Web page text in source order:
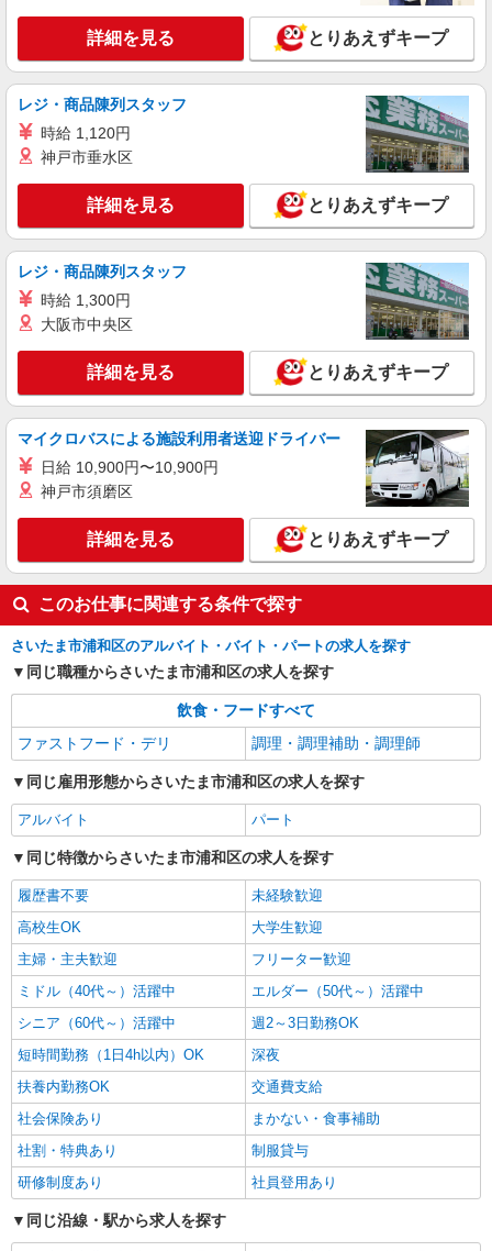
アルバイト パート
銀座スエヒロカフェテリアサービス株式会社
社員食度の調理補助
間帯等による
埼玉県さいたま市浦和区高砂2-9-15
キープ 詳細を見る
アルバイト パート
株式会社フル・エフォート
老人ホーム内の調理師
時給1550円以上 交通費：別途一部支給
キープ 詳細を見る
詳細を見る とりあえずキープ
レジ・商品陳列スタッフ
時給 1,120円
神戸市垂水区
詳細を見る とりあえずキープ
レジ・商品陳列スタッフ
時給 1,300円
大阪市中央区
詳細を見る とりあえずキープ
マイクロバスによる施設利用者送迎ドライバー
日給 10,900円〜10,900円
神戸市須磨区
詳細を見る とりあえずキープ
このお仕事に関連する条件で探す
さいたま市浦和区のアルバイト・バイト・パートの求人を探す
同じ職種からさいたま市浦和区の求人を探す
飲食・フードすべて
ファストフード・デリ
調理・調理補助・調理師
同じ雇用形態からさいたま市浦和区の求人を探す
アルバイト パート
同じ特徴からさいたま市浦和区の求人を探す
履歴書不要
未経験歓迎
高校生OK
大学生歓迎
主婦・主夫歓迎
フリーター歓迎
ミドル（40代～）活躍中
エルダー（50代～）活躍中
シニア（60代～）活躍中
週2～3日勤務OK
短時間勤務（1日4h以内）OK
深夜
扶養内勤務OK
交通費支給
社会保険あり
まかない・食事補助
社割・特典あり
制服貸与
研修制度あり
社員登用あり
同じ沿線・駅から求人を探す